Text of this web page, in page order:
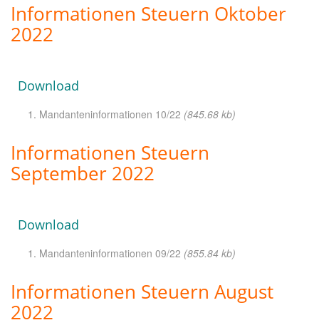
Informationen Steuern Oktober
2022
Download
Mandanteninformationen 10/22 (845.68 kb)
Informationen Steuern
September 2022
Download
Mandanteninformationen 09/22 (855.84 kb)
Informationen Steuern August
2022